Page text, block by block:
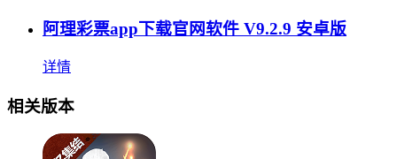
阿理彩票app下载官网软件 V9.2.9 安卓版
详情
相关版本